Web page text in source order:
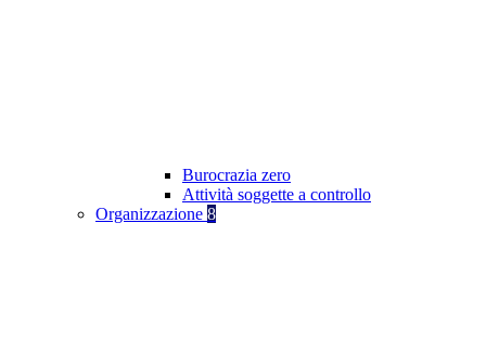
Burocrazia zero
Attività soggette a controllo
Organizzazione 8